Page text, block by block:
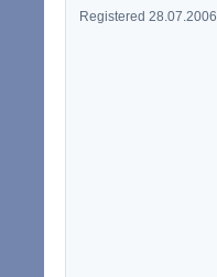
Registered 28.07.2006